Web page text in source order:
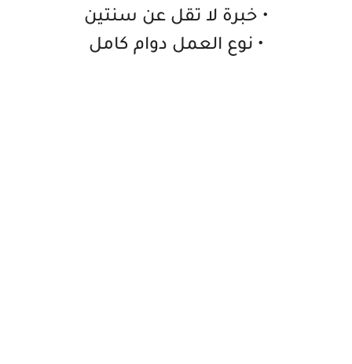
• خبرة لا تقل عن سنتين
• نوع العمل دوام كامل